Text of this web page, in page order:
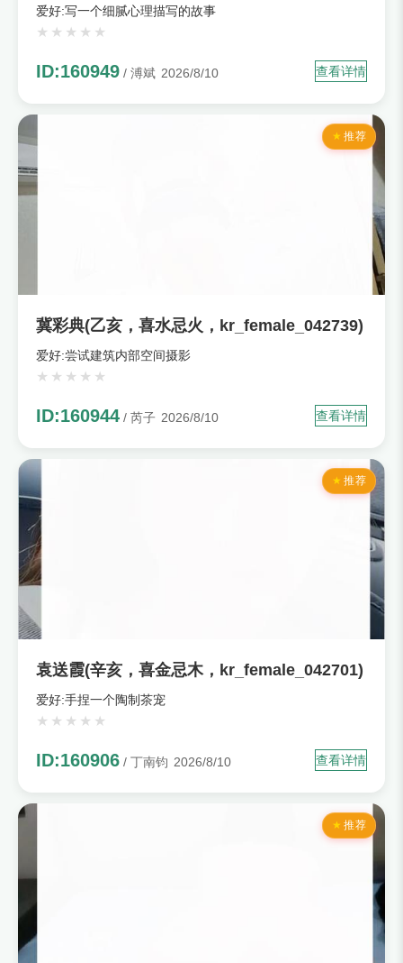
爱好:写一个细腻心理描写的故事
ID:160949 / 溥斌 2026/8/10 查看详情
推荐
冀彩典(乙亥，喜水忌火，kr_female_042739)
爱好:尝试建筑内部空间摄影
ID:160944 / 芮子 2026/8/10 查看详情
推荐
袁送霞(辛亥，喜金忌木，kr_female_042701)
爱好:手捏一个陶制茶宠
ID:160906 / 丁南钧 2026/8/10 查看详情
推荐